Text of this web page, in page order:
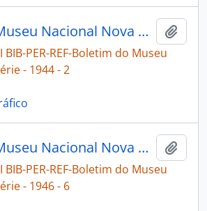
[Boletim do Museu Nacional Nova Série: Geologia]
BIB-PER-REF-Boletim do Museu
- 1944 - 2
[Boletim do Museu Nacional Nova Série: Geologia]
BIB-PER-REF-Boletim do Museu
- 1946 - 6